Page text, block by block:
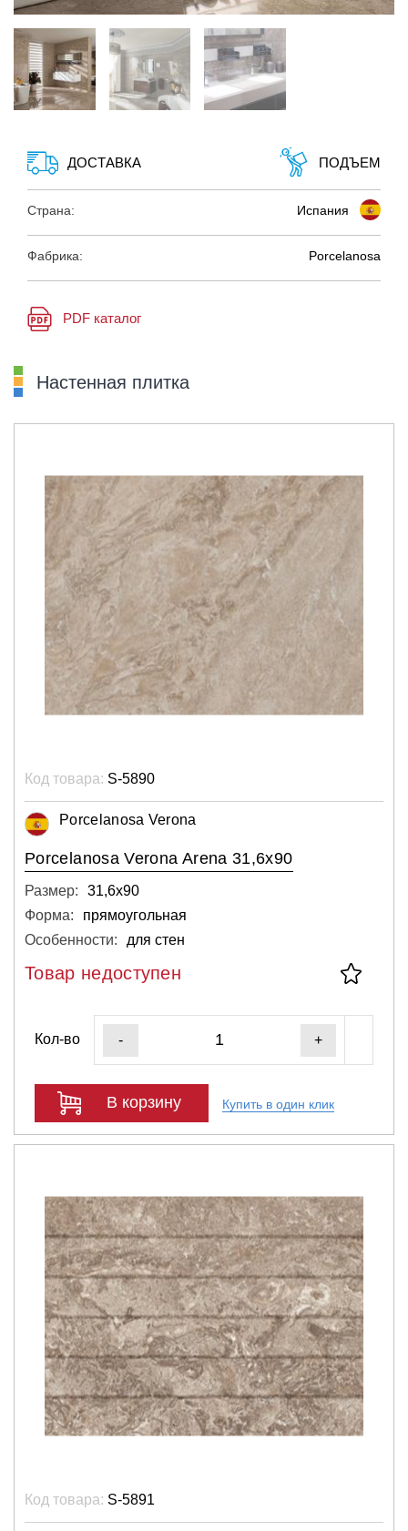
ДОСТАВКА ПОДЪЕМ
Страна: Испания
Фабрика: Porcelanosa
PDF каталог
Настенная плитка
Код товара: S-5890
Porcelanosa Verona
Porcelanosa Verona Arena 31,6x90
Размер:
31,6х90
Форма:
прямоугольная
Особенности:
для стен
Товар недоступен
Кол-во - +
В корзину Купить в один клик
Код товара: S-5891